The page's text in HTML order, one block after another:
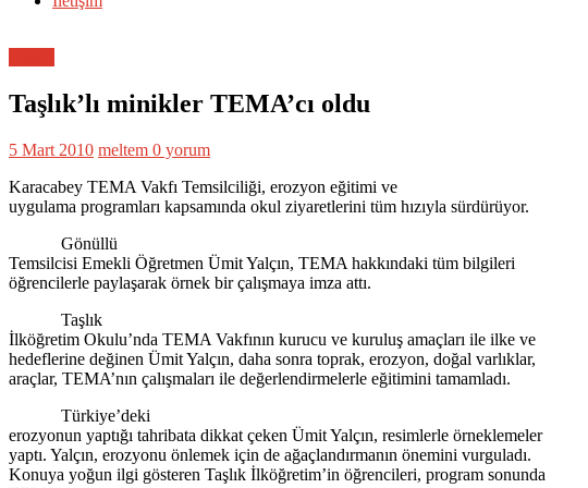
Taşlık’lı minikler TEMA’cı oldu
5 Mart 2010 meltem 0 yorum
Karacabey TEMA Vakfı Temsilciliği, erozyon eğitimi ve
uygulama programları kapsamında okul ziyaretlerini tüm hızıyla sürdürüyor.
Gönüllü
Temsilcisi Emekli Öğretmen Ümit Yalçın, TEMA hakkındaki tüm bilgileri
öğrencilerle paylaşarak örnek bir çalışmaya imza attı.
Taşlık
İlköğretim Okulu’nda TEMA Vakfının kurucu ve kuruluş amaçları ile ilke ve
hedeflerine değinen Ümit Yalçın, daha sonra toprak, erozyon, doğal varlıklar,
araçlar, TEMA’nın çalışmaları ile değerlendirmelerle eğitimini tamamladı.
Türkiye’deki
erozyonun yaptığı tahribata dikkat çeken Ümit Yalçın, resimlerle örneklemeler
yaptı. Yalçın, erozyonu önlemek için de ağaçlandırmanın önemini vurguladı.
Konuya yoğun ilgi gösteren Taşlık İlköğretim’in öğrencileri, program sonunda